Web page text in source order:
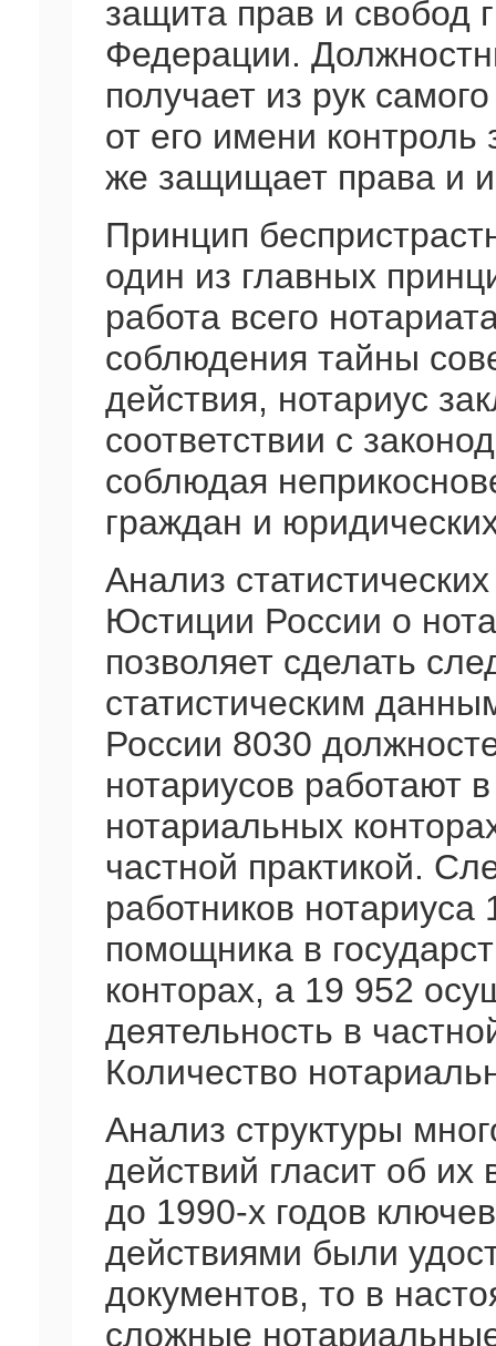
защита прав и свобод
Федерации.
получает из рук
от его имени
же защищает права и
Принцип
один из главных
работа всего
соблюдения тайны
действия, нотариус
соответствии с
соблюдая
граждан и
Анализ
Юстиции России о
позволяет сделать
статистическим
России 8030
нотариусов работают
нотариальных
частной практикой.
работников нотариуса
помощника в
конторах, а 19 952
деятельность в
Количество
Анализ структуры
действий гласит об
до 1990-х годов
действиями были
документов, то в
сложные